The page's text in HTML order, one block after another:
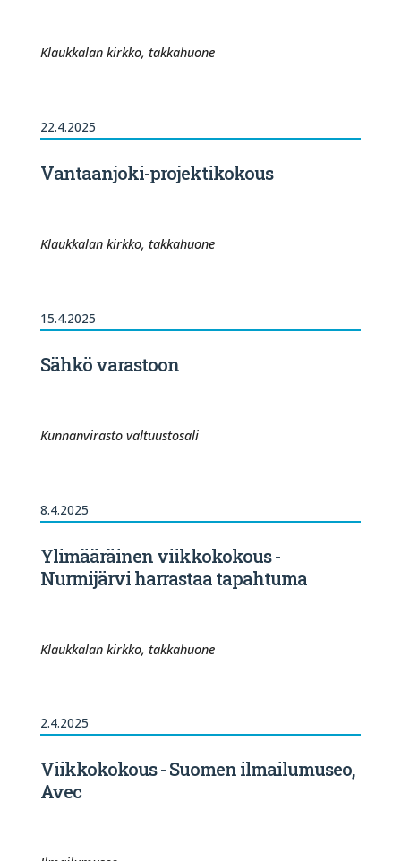
Klaukkalan kirkko, takkahuone
22.4.2025
Vantaanjoki-projektikokous
Klaukkalan kirkko, takkahuone
15.4.2025
Sähkö varastoon
Kunnanvirasto valtuustosali
8.4.2025
Ylimääräinen viikkokokous -
Nurmijärvi harrastaa tapahtuma
Klaukkalan kirkko, takkahuone
2.4.2025
Viikkokokous - Suomen ilmailumuseo,
Avec